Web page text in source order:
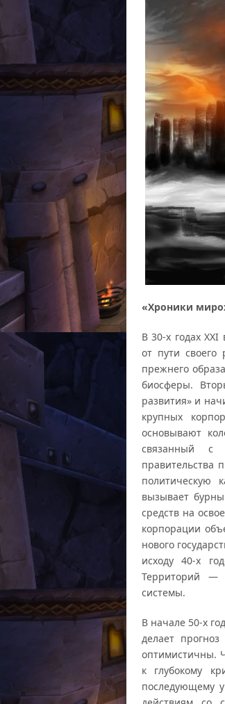
«Хроники
В 30-х годах
от пути
прежнего
биосферы.
развития» и
крупных
основывают
связанный с
правительства
политическую
вызывает
средств на
корпорации
нового
исходу 40-х
Территорий —
системы.
В начале 50-х
делает
оптимистичны.
к глубокому
последующему